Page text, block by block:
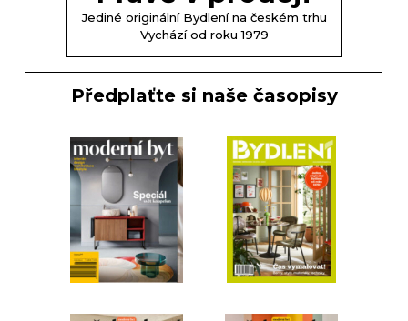
Jediné originální Bydlení na českém trhu
Vychází od roku 1979
Předplaťte si naše časopisy